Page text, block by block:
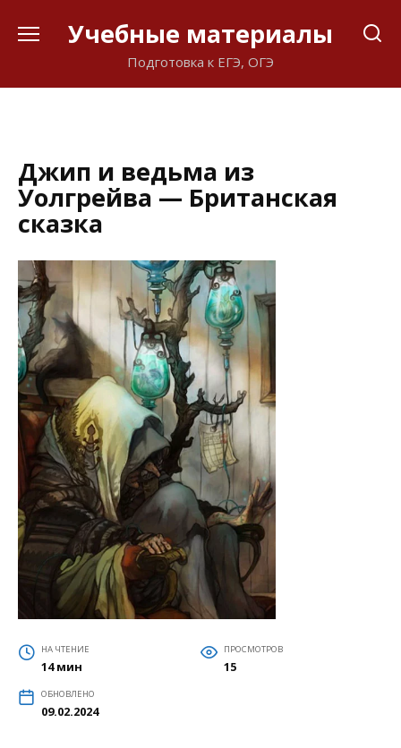
Учебные материалы
Подготовка к ЕГЭ, ОГЭ
Джип и ведьма из
Уолгрейва — Британская
сказка
НА ЧТЕНИЕ
14 мин
ПРОСМОТРОВ
15
ОБНОВЛЕНО
09.02.2024